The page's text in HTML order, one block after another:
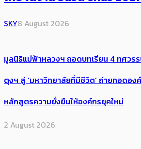
SKY8 August 2026
มูลนิธิแม่ฟ้าหลวงฯ ถอดบทเรียน 4 ทศวร
ตุงฯ สู่ ‘มหาวิทยาลัยที่มีชีวิต’ ถ่ายทอดอ
หลักสูตรความยั่งยืนให้องค์กรยุคใหม่
2 August 2026